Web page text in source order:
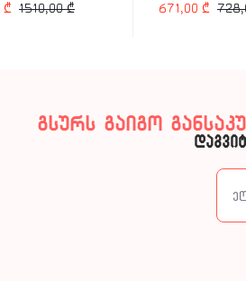
1510,00₾
₾ 671,00 ₾
გსურს გაიგო